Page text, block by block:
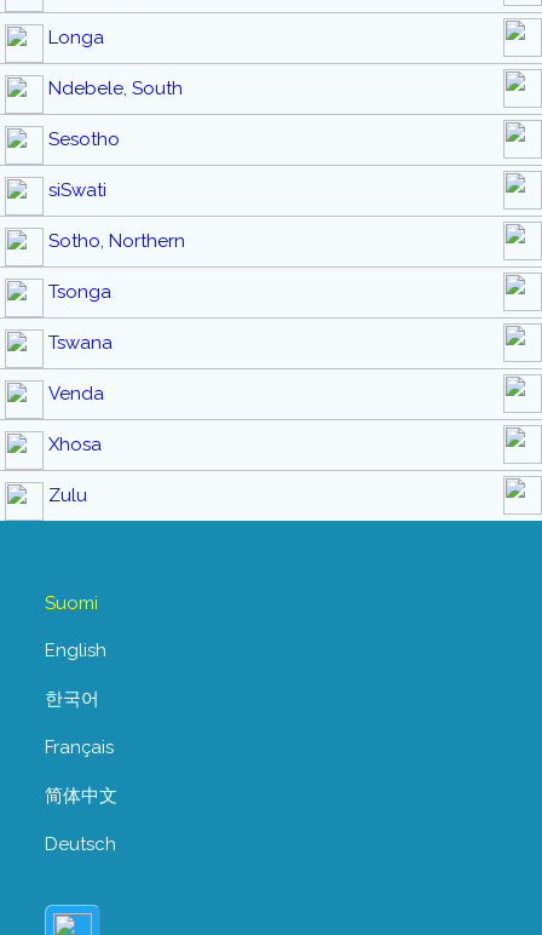
Longa
Ndebele, South
Sesotho
siSwati
Sotho, Northern
Tsonga
Tswana
Venda
Xhosa
Zulu
Suomi
English
한국어
Français
简体中文
Deutsch